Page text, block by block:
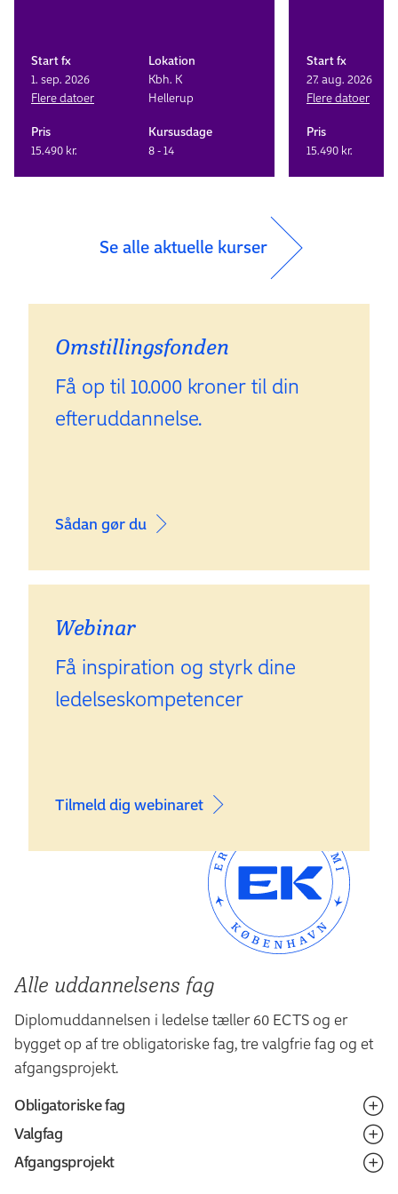
Start fx
1. sep. 2026
Flere datoer
Lokation
Kbh. K
Hellerup
Pris
15.490 kr.
Kursusdage
8 - 14
Start fx
27. aug. 2026
Flere datoer
Pris
15.490 kr.
Se alle aktuelle kurser
Omstillings­fonden
Få op til 10.000 kroner til din
efteruddannelse.
Sådan gør du
Webinar
Få inspiration og styrk dine
ledelseskompetencer
Tilmeld dig webinaret
Alle uddannelsens fag
Diplomuddannelsen i ledelse tæller 60 ECTS og er
bygget op af tre obligatoriske fag, tre valgfrie fag og et
afgangsprojekt.
Obligatoriske fag
Hvis du ønsker at læse en hel uddannelse, anbefaler vi,
at du starter med faget
"Det personlige lederskab og
Valgfag
Du kan vælge mellem de fag, der er knyttet til profilen.
Afgangsprojekt